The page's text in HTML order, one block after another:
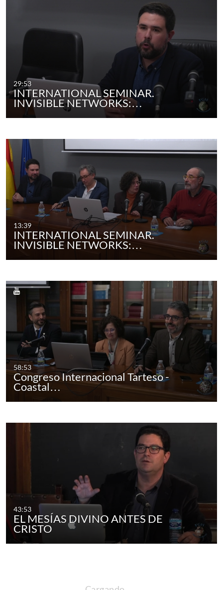
29:53
INTERNATIONAL SEMINAR.
INVISIBLE NETWORKS:…
13:39
INTERNATIONAL SEMINAR.
INVISIBLE NETWORKS:…
58:53
Congreso Internacional Tarteso -
Coastal…
43:53
EL MESÍAS DIVINO ANTES DE
CRISTO